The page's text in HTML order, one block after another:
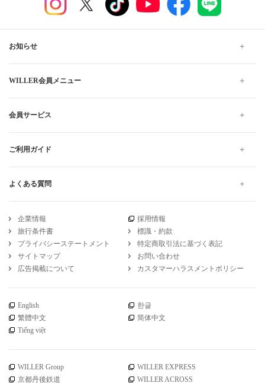
お知らせ
WILLER会員メニュー
会員サービス
ご利用ガイド
よくある質問
企業情報
採用情報
旅行条件書
標識・約款
プライバシーステートメント
特定商取引法に基づく表記
サイトマップ
お問い合わせ
広告掲載について
カスタマーハラスメントポリシー
English
한글
繁體中文
简体中文
Tiếng việt
WILLER Group
WILLER EXPRESS
京都丹後鉄道
WILLER ACROSS